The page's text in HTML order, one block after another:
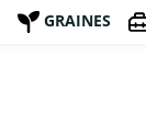
GRAINES